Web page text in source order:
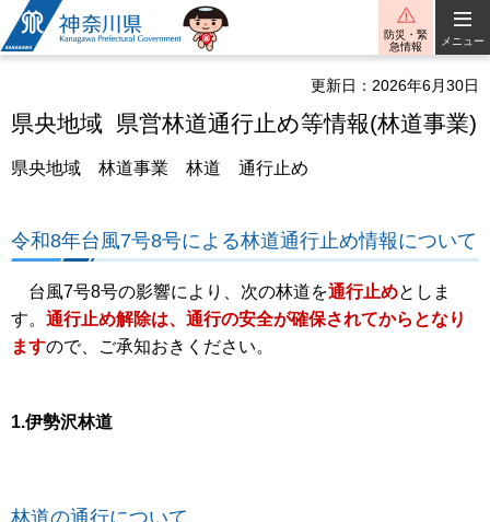
神奈川県
防災・緊
急情報
メニュー
更新日：2026年6月30日
県央地域 県営林道通行止め等情報(林道事業)
県央地域 林道事業 林道 通行止め
令和8年台風7号8号による林道通行止め情報について
台風7号8号の影響により、次の林道を通行止めとしま
す。 通行止め解除は、通行の安全が確保されてからとなり
ますので、ご承知おきください。
1.伊勢沢林道
林道の通行について